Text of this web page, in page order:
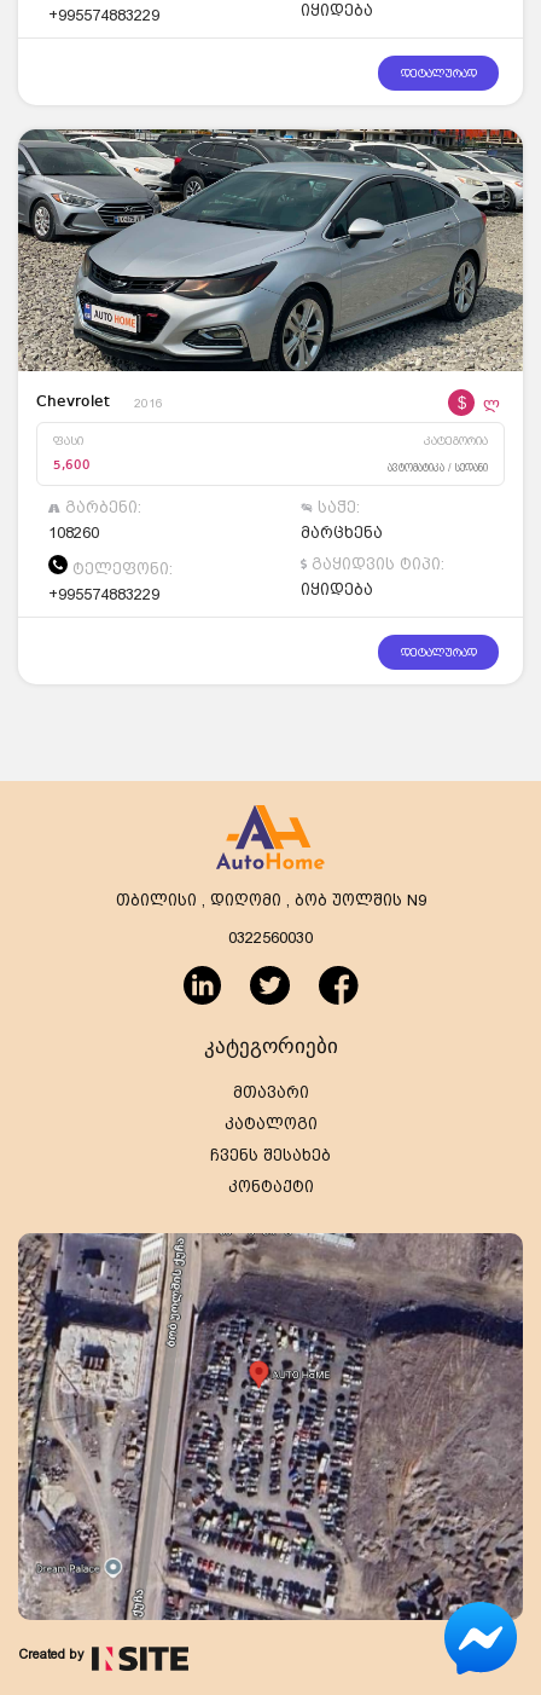
+995574883229
იყიდება
დეტალურად
Chevrolet 2016 $ ლ
ფასი კატეგორია
5,600 ავტომატიკა / სედანი
გარბენი:
108260
საჭე:
მარცხენა
ტელეფონი:
+995574883229
გაყიდვის ტიპი:
იყიდება
დეტალურად
თბილისი , დიღომი , ბობ უოლშის N9
0322560030
კატეგორიები
მთავარი
კატალოგი
ჩვენს შესახებ
კონტაქტი
Created by